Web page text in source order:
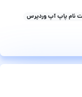
نام پاپ آپ وردپرس